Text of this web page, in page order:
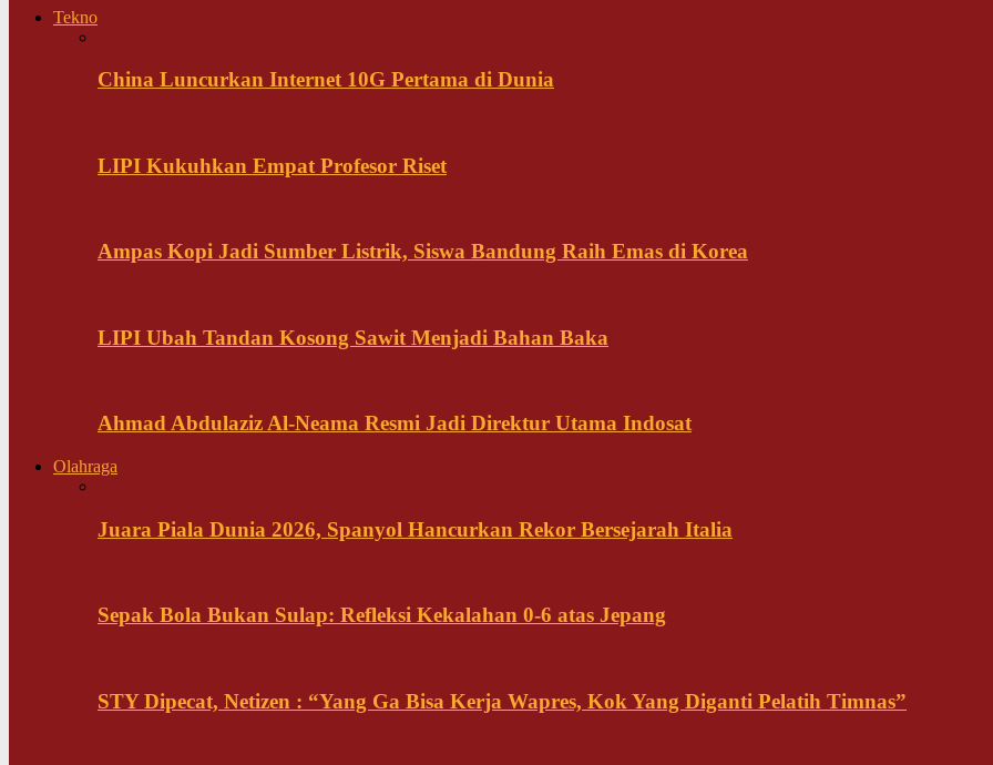
Tekno
China Luncurkan Internet 10G Pertama di Dunia
LIPI Kukuhkan Empat Profesor Riset
Ampas Kopi Jadi Sumber Listrik, Siswa Bandung Raih Emas di Korea
LIPI Ubah Tandan Kosong Sawit Menjadi Bahan Baka
Ahmad Abdulaziz Al-Neama Resmi Jadi Direktur Utama Indosat
Olahraga
Juara Piala Dunia 2026, Spanyol Hancurkan Rekor Bersejarah Italia
Sepak Bola Bukan Sulap: Refleksi Kekalahan 0-6 atas Jepang
STY Dipecat, Netizen : “Yang Ga Bisa Kerja Wapres, Kok Yang Diganti Pelatih Timnas”